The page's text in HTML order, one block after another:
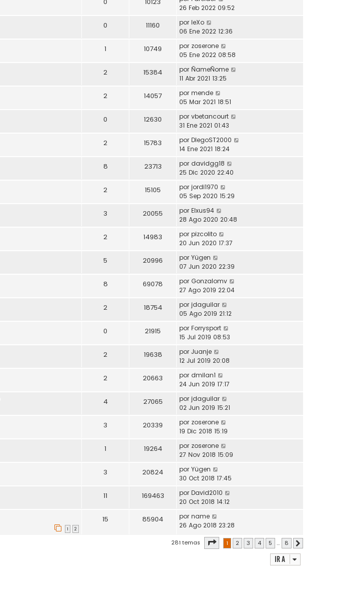
26 Feb 2022 09:52
0 11160 por leXo
06 Ene 2022 12:36
1 10749 por zoserone
05 Ene 2022 08:58
2 15384 por ÑameÑome
11 Abr 2021 13:25
2 14057 por mende
05 Mar 2021 18:51
0 12630 por vbetancourt
31 Ene 2021 01:43
2 15783 por DIegoST2000
14 Ene 2021 18:24
8 23713 por davidgg18
25 Dic 2020 22:40
2 15105 por jordi1970
05 Sep 2020 15:29
3 20055 por Elxus94
28 Ago 2020 20:48
2 14983 por pizcolito
20 Jun 2020 17:37
5 20996 por Yügen
07 Jun 2020 22:39
8 69078 por Gonzalomv
27 Ago 2019 22:04
2 18754 por jdaguilar
05 Ago 2019 21:12
0 21915 por Forrysport
15 Jul 2019 08:53
2 19638 por Juanje
12 Jul 2019 20:08
2 20663 por dmilan1
24 Jun 2019 17:17
4 27065 por jdaguilar
02 Jun 2019 15:21
3 20339 por zoserone
19 Dic 2018 15:19
1 19264 por zoserone
27 Nov 2018 15:09
3 20824 por Yügen
30 Oct 2018 17:45
11 169463 por David2010
20 Oct 2018 14:12
1 2
15 85904 por name
26 Ago 2018 23:28
281 temas Página1 de
1 2 3 4 5 … 8
Ir a